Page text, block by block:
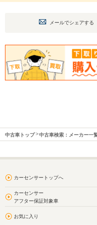
メールでシェアする
中古車トップ 中古車検索：メーカー一
カーセンサートップへ
カーセンサー
アフター保証対象車
お気に入り